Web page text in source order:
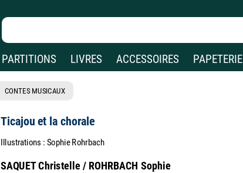
PARTITIONS LIVRES ACCESSOIRES PAPETERIE
CONTES MUSICAUX
Ticajou et la chorale
Illustrations : Sophie Rohrbach
SAQUET Christelle / ROHRBACH Sophie